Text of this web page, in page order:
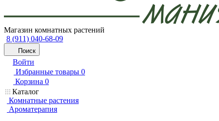
Магазин комнатных растений
8 (911) 040-68-09
Поиск
Войти
Избранные товары 0
Корзина 0
Каталог
Комнатные растения
Ароматерапия